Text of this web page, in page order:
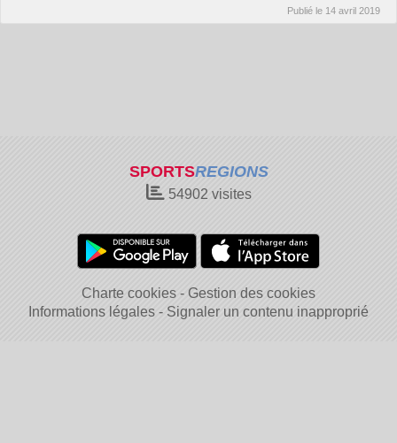
Publié le 14 avril 2019
SPORTSREGIONS
54902 visites
Charte cookies
Gestion des cookies
Informations légales
Signaler un contenu inapproprié